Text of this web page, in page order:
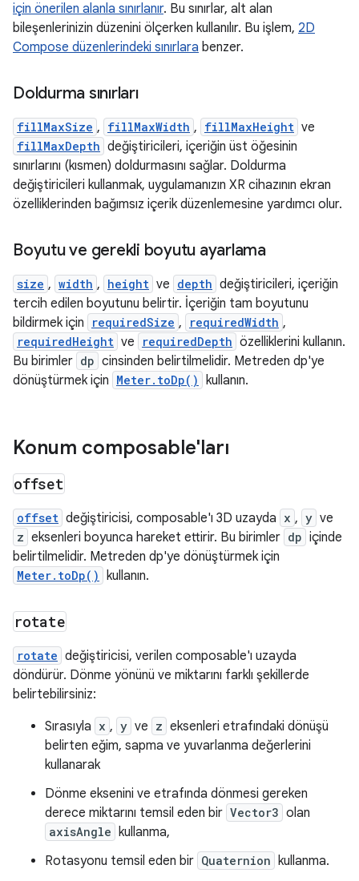
için önerilen alanla sınırlanır. Bu sınırlar, alt alan
bileşenlerinizin düzenini ölçerken kullanılır. Bu işlem, 2D
Compose düzenlerindeki sınırlara benzer.
Doldurma sınırları
fillMaxSize , fillMaxWidth , fillMaxHeight ve
fillMaxDepth değiştiricileri, içeriğin üst öğesinin
sınırlarını (kısmen) doldurmasını sağlar. Doldurma
değiştiricileri kullanmak, uygulamanızın XR cihazının ekran
özelliklerinden bağımsız içerik düzenlemesine yardımcı olur.
Boyutu ve gerekli boyutu ayarlama
size , width , height ve depth değiştiricileri, içeriğin
tercih edilen boyutunu belirtir. İçeriğin tam boyutunu
bildirmek için
requiredSize , requiredWidth ,
requiredHeight ve requiredDepth özelliklerini kullanın.
Bu birimler dp cinsinden belirtilmelidir. Metreden dp'ye
dönüştürmek için Meter.toDp() kullanın.
Konum composable'ları
offset
offset değiştiricisi, composable'ı 3D uzayda x , y ve
z eksenleri boyunca hareket ettirir. Bu birimler dp içinde
belirtilmelidir. Metreden dp'ye dönüştürmek için
Meter.toDp() kullanın.
rotate
rotate değiştiricisi, verilen composable'ı uzayda
döndürür. Dönme yönünü ve miktarını farklı şekillerde
belirtebilirsiniz:
Sırasıyla x , y ve z eksenleri etrafındaki dönüşü
belirten eğim, sapma ve yuvarlanma değerlerini
kullanarak
Dönme eksenini ve etrafında dönmesi gereken
derece miktarını temsil eden bir Vector3 olan
axisAngle kullanma,
Rotasyonu temsil eden bir Quaternion kullanma.